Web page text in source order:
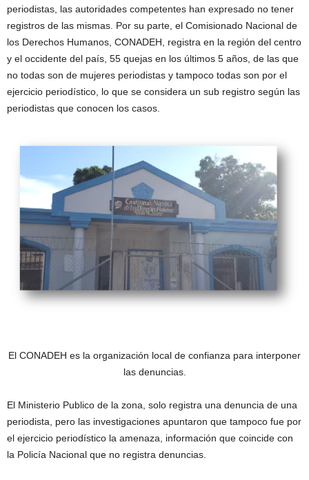
periodistas, las autoridades competentes han expresado no tener
registros de las mismas. Por su parte, el Comisionado Nacional de
los Derechos Humanos, CONADEH, registra en la región del centro
y el occidente del país, 55 quejas en los últimos 5 años, de las que
no todas son de mujeres periodistas y tampoco todas son por el
ejercicio periodístico, lo que se considera un sub registro según las
periodistas que conocen los casos.
El CONADEH es la organización local de confianza para interponer
las denuncias.
El Ministerio Publico de la zona, solo registra una denuncia de una
periodista, pero las investigaciones apuntaron que tampoco fue por
el ejercicio periodístico la amenaza, información que coincide con
la Policía Nacional que no registra denuncias.